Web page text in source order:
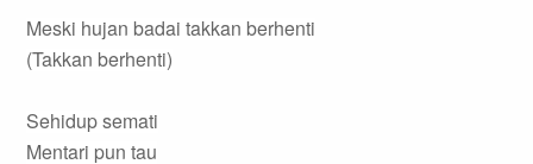
Meski hujan badai takkan berhenti
(Takkan berhenti)
Sehidup semati
Mentari pun tau